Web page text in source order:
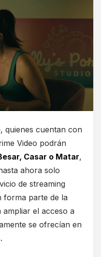
quienes cuentan con
Video podrán
Casar o Matar,
ahora solo
de streaming
forma parte de la
ampliar el acceso a
se ofrecían en